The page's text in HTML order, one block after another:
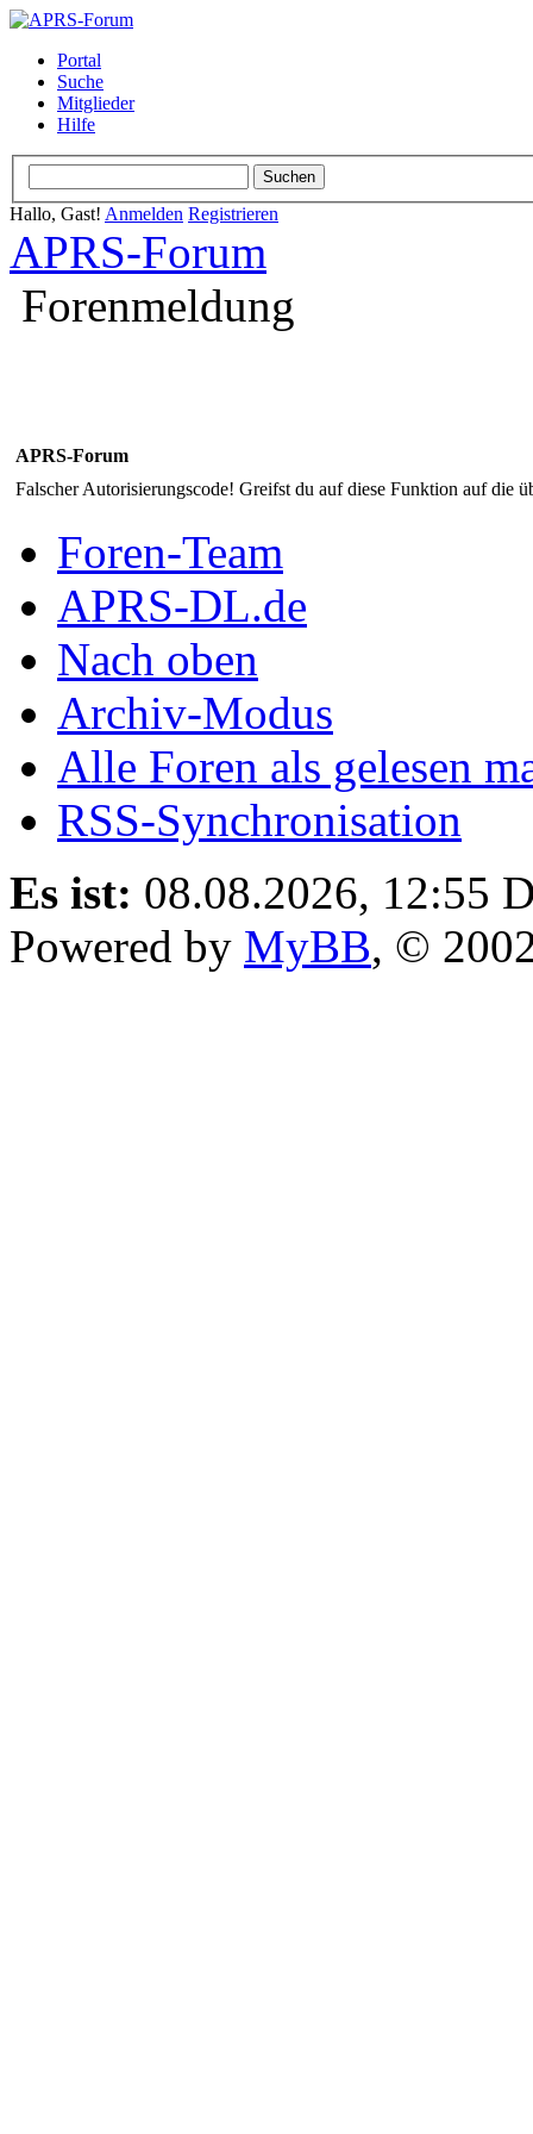
Portal
Suche
Mitglieder
Hilfe
Hallo, Gast! Anmelden Registrieren
APRS-Forum
Forenmeldung
APRS-Forum
Falscher Autorisierungscode! Greifst du auf diese Funktion auf die
Foren-Team
APRS-DL.de
Nach oben
Archiv-Modus
Alle Foren als gelesen
RSS-Synchronisation
Es ist: 08.08.2026, 12:55
Powered by MyBB, ©